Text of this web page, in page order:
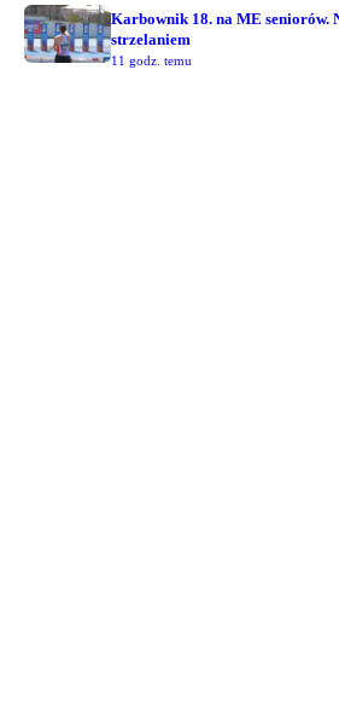
Karbownik 18. na ME seniorów.
strzelaniem
11 godz. temu